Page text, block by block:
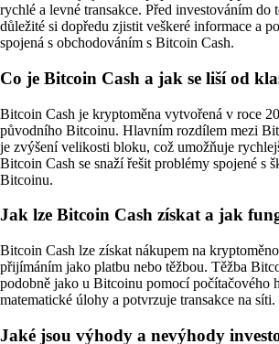
rychlé a levné transakce. Před investováním do
důležité si dopředu zjistit veškeré informace a
spojená s obchodováním s Bitcoin Cash.
Co je Bitcoin Cash a jak se liší od
Bitcoin Cash je kryptoměna vytvořená v roce
původního Bitcoinu. Hlavním rozdílem mezi
je zvýšení velikosti bloku, což umožňuje
Bitcoin Cash se snaží řešit problémy spojené s
Bitcoinu.
Jak lze Bitcoin Cash získat a jak
Bitcoin Cash lze získat nákupem na
přijímáním jako platbu nebo těžbou. Těžba
podobně jako u Bitcoinu pomocí počítačového
matematické úlohy a potvrzuje transakce na síti.
Jaké jsou výhody a nevýhody